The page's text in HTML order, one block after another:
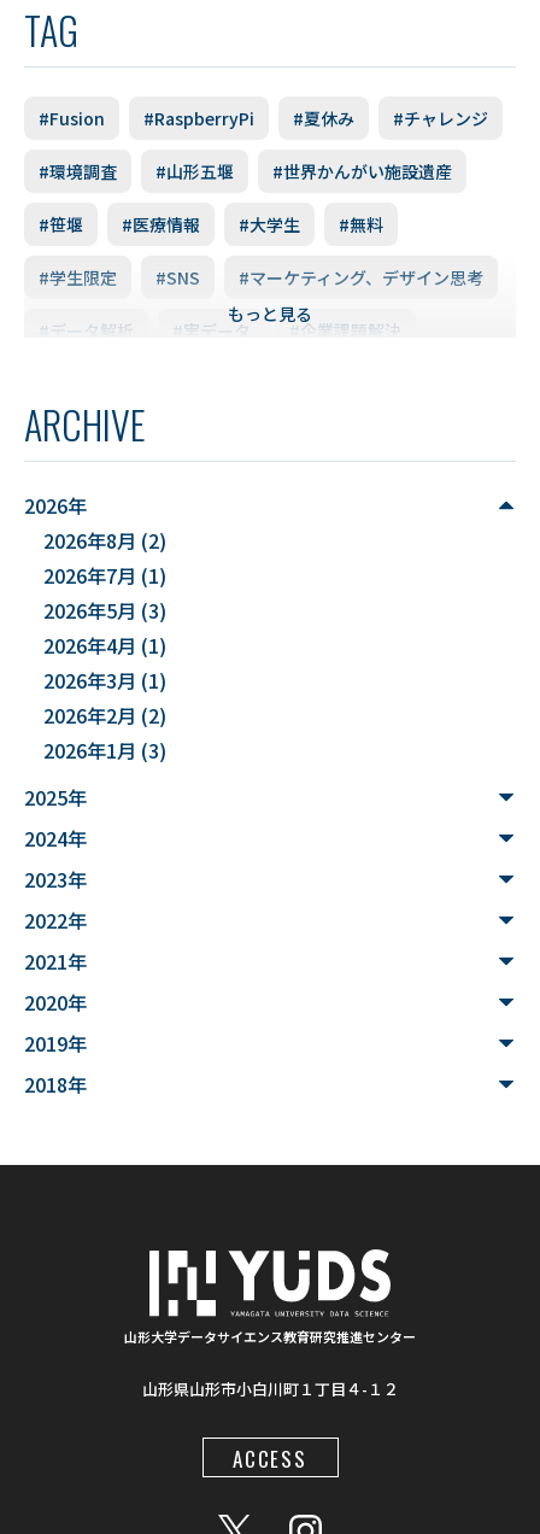
TAG
#Fusion #RaspberryPi #夏休み #チャレンジ
#環境調査 #山形五堰 #世界かんがい施設遺産
#笹堰 #医療情報 #大学生 #無料
#学生限定 #SNS #マーケティング、デザイン思考
#データ解析 #実データ #企業課題解決
#YUDS #庄内地方
#DXハイスクール
#能登半島地震被害調査
#文化財 #災害
#”オットセイ”のブロニー君
#３Dデータ
#まちの記憶を残し隊
#文理融合
#魚醤
#シカン
#学生支援 #清代寺院 #画像分析
#BorealForest #放射線 #福島第一原発事故
#半導体検出器 #物体検出 #ソーシャルメディア
#肺がん診断 #気管支内視鏡超音波画像
もっと見る
ARCHIVE
2026年
2026年8月 (2)
2026年7月 (1)
2026年5月 (3)
2026年4月 (1)
2026年3月 (1)
2026年2月 (2)
2026年1月 (3)
2025年
2024年
2023年
2022年
2021年
2020年
2019年
2018年
山形大学データサイエンス教育研究推進センター
山形県山形市小白川町１丁目４-１２
ACCESS